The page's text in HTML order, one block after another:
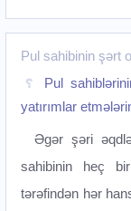
Pul sahibinin şərt
Pul
yatırımlar
Əgər şəri
sahibinin heç
tərəfindən hər